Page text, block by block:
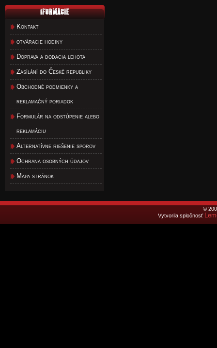
Kontakt
otváracie hodiny
Doprava a dodacia lehota
Zasílání do České republiky
Obchodné podmienky a
reklamačný poriadok
Formulár na odstúpenie alebo
reklamáciu
Alternatívne riešenie sporov
Ochrana osobných údajov
Mapa stránok
©
Vytvorila spločnosť